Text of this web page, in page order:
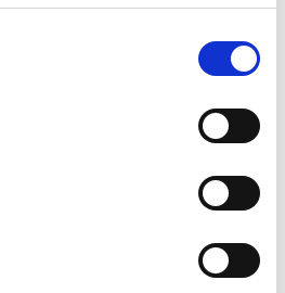
i en prepping liste?
mad og information via fx. en
risikobillede og
sikkerhed, sårbarhed og trusler
have til 3 dage?
kriser, der kunne opstå